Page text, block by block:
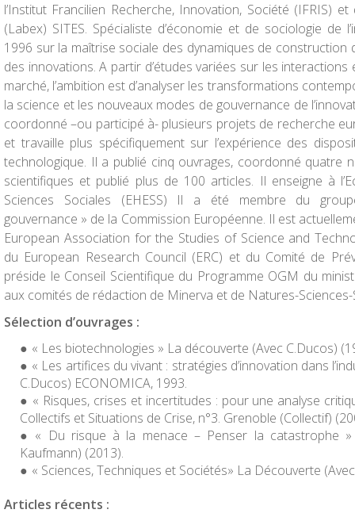
l’Institut Francilien Recherche, Innovation, Société (IFRIS)
(Labex) SITES. Spécialiste d’économie et de sociologie de
1996 sur la maîtrise sociale des dynamiques de
des innovations. A partir d’études variées sur les
marché, l’ambition est d’analyser les transformations
la science et les nouveaux modes de gouvernance de
coordonné –ou participé à- plusieurs projets de recherche
et travaille plus spécifiquement sur l’expérience des
technologique. Il a publié cinq ouvrages, coordonné quatre
scientifiques et publié plus de 100 articles. Il enseigne à
Sciences Sociales (EHESS) Il a été membre du
gouvernance » de la Commission Européenne. Il est
European Association for the Studies of Science and
du European Research Council (ERC) et du Comité de
préside le Conseil Scientifique du Programme OGM du
aux comités de rédaction de Minerva et de Natures-
Sélection d’ouvrages :
« Les biotechnologies » La découverte (Avec C.Ducos)
« Les artifices du vivant : stratégies d’innovation dans
C.Ducos) ECONOMICA, 1993.
« Risques, crises et incertitudes : pour une analyse
Collectifs et Situations de Crise, n°3. Grenoble (Collectif)
« Du risque à la menace – Penser la catastrophe
Kaufmann) (2013).
« Sciences, Techniques et Sociétés» La Découverte
Articles récents :